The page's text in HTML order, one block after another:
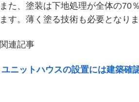
また、塗装は下地処理が全体の70
ます。薄く塗る技術も必要となり
関連記事
ユニットハウスの設置には建築確